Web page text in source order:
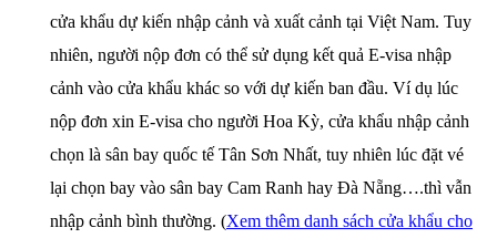
cửa khẩu dự kiến nhập cảnh và xuất cảnh tại Việt Nam. Tuy
nhiên, người nộp đơn có thể sử dụng kết quả E-visa nhập
cảnh vào cửa khẩu khác so với dự kiến ban đầu. Ví dụ lúc
nộp đơn xin E-visa cho người Hoa Kỳ, cửa khẩu nhập cảnh
chọn là sân bay quốc tế Tân Sơn Nhất, tuy nhiên lúc đặt vé
lại chọn bay vào sân bay Cam Ranh hay Đà Nẵng….thì vẫn
nhập cảnh bình thường. (Xem thêm danh sách cửa khẩu cho